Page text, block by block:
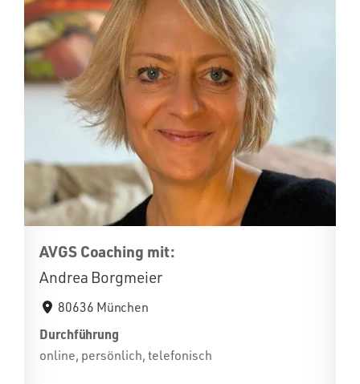
AVGS Coaching mit:
Andrea Borgmeier
80636 München
Durchführung
online, persönlich, telefonisch